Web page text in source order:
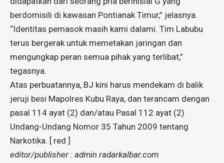
berdomisili di kawasan Pontianak Timur,” jelasnya.
“Identitas pemasok masih kami dalami. Tim Labubu
terus bergerak untuk memetakan jaringan dan
mengungkap peran semua pihak yang terlibat,”
tegasnya.
Atas perbuatannya, BJ kini harus mendekam di balik
jeruji besi Mapolres Kubu Raya, dan terancam dengan
pasal 114 ayat (2) dan/atau Pasal 112 ayat (2)
Undang-Undang Nomor 35 Tahun 2009 tentang
Narkotika. [ red ]
editor/publisher : admin radarkalbar.com